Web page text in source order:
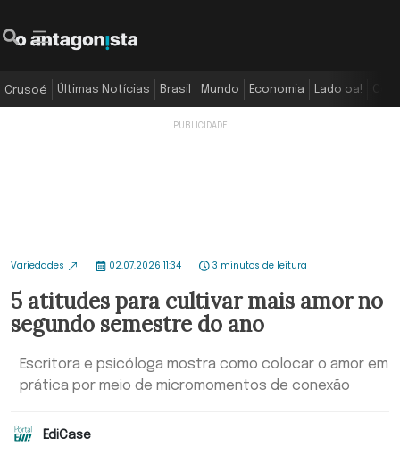
Crusoé Últimas Notícias Brasil Mundo Economia Lado oa!
Variedades 02.07.2026 11:34 3 minutos de leitura
5 atitudes para cultivar mais amor no
segundo semestre do ano
Escritora e psicóloga mostra como colocar o amor em
prática por meio de micromomentos de conexão
EdiCase